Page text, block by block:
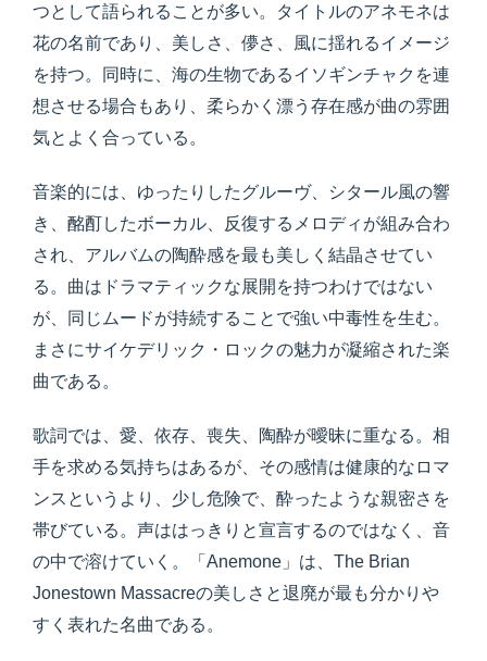
つとして語られることが多い。タイトルのアネモネは
花の名前であり、美しさ、儚さ、風に揺れるイメージ
を持つ。同時に、海の生物であるイソギンチャクを連
想させる場合もあり、柔らかく漂う存在感が曲の雰囲
気とよく合っている。
音楽的には、ゆったりしたグルーヴ、シタール風の響
き、酩酊したボーカル、反復するメロディが組み合わ
され、アルバムの陶酔感を最も美しく結晶させてい
る。曲はドラマティックな展開を持つわけではない
が、同じムードが持続することで強い中毒性を生む。
まさにサイケデリック・ロックの魅力が凝縮された楽
曲である。
歌詞では、愛、依存、喪失、陶酔が曖昧に重なる。相
手を求める気持ちはあるが、その感情は健康的なロマ
ンスというより、少し危険で、酔ったような親密さを
帯びている。声ははっきりと宣言するのではなく、音
の中で溶けていく。「Anemone」は、The Brian
Jonestown Massacreの美しさと退廃が最も分かりや
すく表れた名曲である。